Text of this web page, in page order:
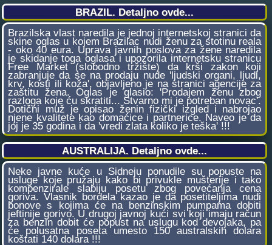
BRAZIL. Detaljno ovde...
Brazilska vlast naredila je jednoj internetskoj stranici da
skine oglas u kojem Brazilac nudi ženu za stotinu reala
- oko 40 eura. Uprava javnih poslova za žene naredila
je skidanje toga oglasa i upozorila internetsku stranicu
Free Market (slobodno tržište) da krši zakon koji
zabranjuje da se na prodaju nude 'ljudski organi, ljudi,
krv, kosti ili koža', objavljeno je na stranici agencije za
zaštitu žena. Oglas je glasio: 'Prodajem ženu zbog
razloga koje ću skratiti... Stvarno mi je potreban novac'.
Dotični muž je opisao ženin fizički izgled i nabrojao
njene kvalitete kao domaćice i partnerice. Naveo je da
joj je 35 godina i da 'vredi zlata koliko je teška' !!!
AUSTRALIJA. Detaljno ovde...
Neke javne kuće u Sidneju ponudile su popuste na
usluge koje pružaju kako bi privukle mušterije i tako
kompenzirale slabiju posetu zbog povećanja cena
goriva. Vlasnik bordela kazao je da posetiteljima nudi
bonove s kojima će na benzinskim pumpama dobiti
jeftinije gorivo. U drugoj javnoj kući svi koji imaju račun
za benzin dobit će popust na uslugu kod devojaka, pa
će polusatna poseta umesto 150 australskih dolara
koštati 140 dolara !!!